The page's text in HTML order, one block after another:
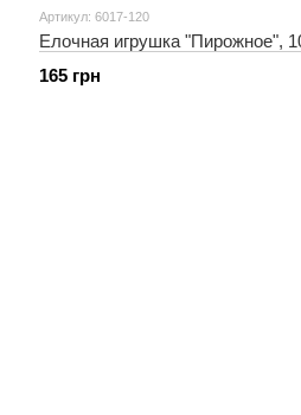
Артикул: 6017-120
Елочная игрушка "Пирожное",
165 грн